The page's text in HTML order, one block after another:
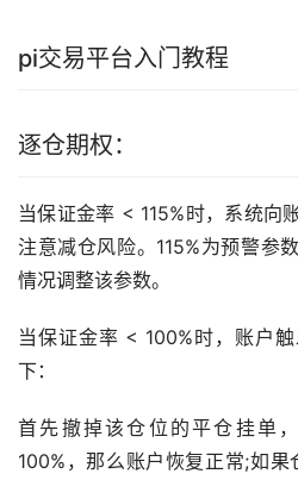
pi交易平台入门教程
逐仓期权：
当保证金率 < 115%时，系统向
注意减仓风险。115%为预警参
情况调整该参数。
当保证金率 < 100%时，账户
下：
首先撤掉该仓位的平仓挂单
100%，那么账户恢复正常;如果